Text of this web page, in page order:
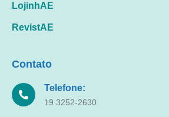
LojinhAE
RevistAE
Contato
Telefone:
19 3252-2630